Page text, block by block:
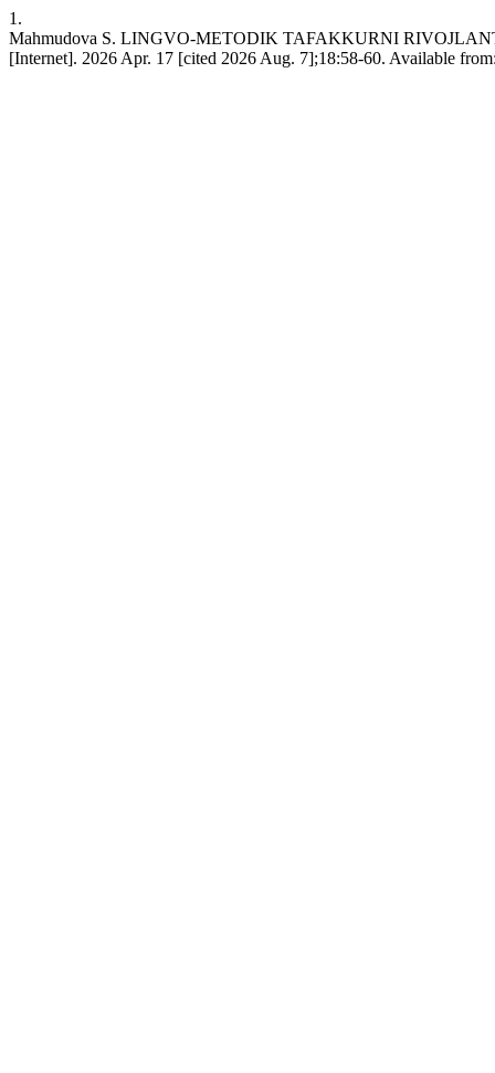
1.
Mahmudova S. LINGVO-METODIK TAFAKKURNI
[Internet]. 2026 Apr. 17 [cited 2026 Aug. 7];18:58-60. Available